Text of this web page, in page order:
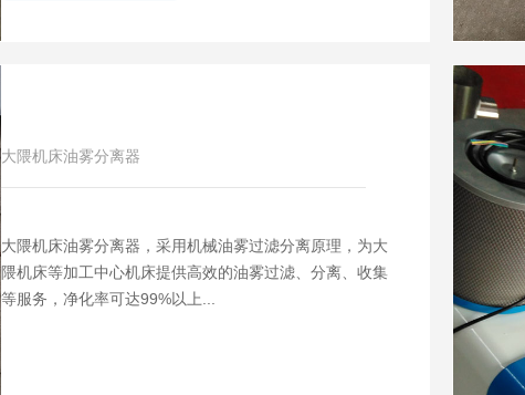
大隈机床油雾分离器
大隈机床油雾分离器，采用机械油雾过滤分离原理，为大
隈机床等加工中心机床提供高效的油雾过滤、分离、收集
等服务，净化率可达99%以上...